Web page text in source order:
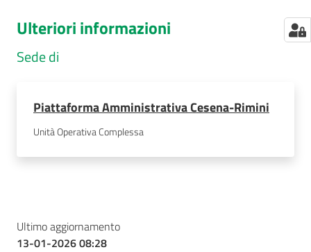
Ulteriori informazioni
Sede di
Piattaforma Amministrativa Cesena-Rimini
Unità Operativa Complessa
Ultimo aggiornamento
13-01-2026 08:28